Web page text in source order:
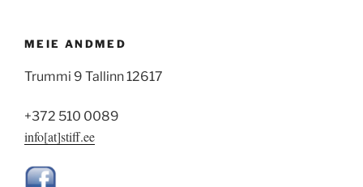
MEIE ANDMED
Trummi 9 Tallinn 12617
+372 510 0089
info[at]stiff.ee